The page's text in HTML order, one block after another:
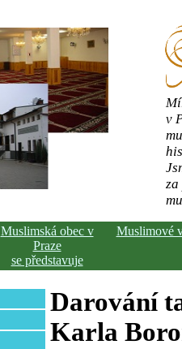
v
Muslimská obec v
Praze
se představuje
Muslimové
Darování
Karla